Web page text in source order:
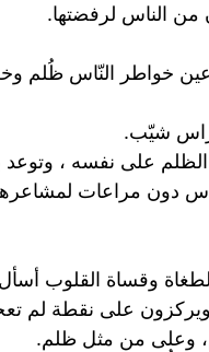
الناس لرفضتها.
خواطر النّاس ظُلم
شيّب.
على نفسه ، وتوعد
دون مراعات
وقساة القلوب أسأل
ويركزون على نقطة
وعلى من مثل ظلم.